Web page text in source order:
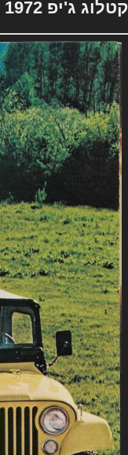
קטלוג ג'יפ 1972